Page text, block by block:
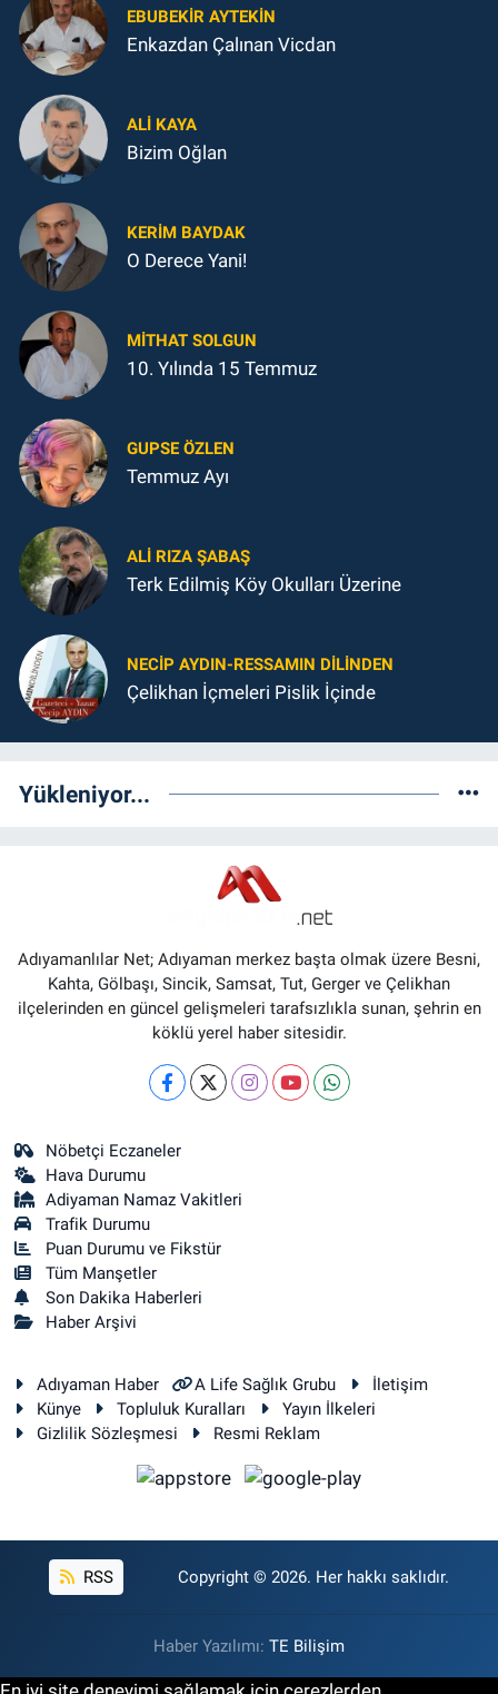
EBUBEKIR AYTEKIN
Enkazdan Çalınan Vicdan
ALI KAYA
Bizim Oğlan
KERIM BAYDAK
O Derece Yani!
MITHAT SOLGUN
10. Yılında 15 Temmuz
GUPSE ÖZLEN
Temmuz Ayı
ALI RIZA ŞABAŞ
Terk Edilmiş Köy Okulları Üzerine
NECIP AYDIN-RESSAMIN DILINDEN
Çelikhan İçmeleri Pislik İçinde
Yükleniyor...
Adıyamanlılar Net; Adıyaman merkez başta olmak üzere Besni,
Kahta, Gölbaşı, Sincik, Samsat, Tut, Gerger ve Çelikhan
ilçelerinden en güncel gelişmeleri tarafsızlıkla sunan, şehrin en
köklü yerel haber sitesidir.
Nöbetçi Eczaneler
Hava Durumu
Adiyaman Namaz Vakitleri
Trafik Durumu
Puan Durumu ve Fikstür
Tüm Manşetler
Son Dakika Haberleri
Haber Arşivi
Adıyaman Haber A Life Sağlık Grubu
İletişim
Künye
Topluluk Kuralları
Yayın İlkeleri
Gizlilik Sözleşmesi
Resmi Reklam
RSS Copyright © 2026. Her hakkı saklıdır.
Haber Yazılımı: TE Bilişim